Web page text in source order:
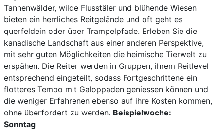
Tannenwälder, wilde Flusstäler und blühende Wiesen
bieten ein herrliches Reitgelände und oft geht es
querfeldein oder über Trampelpfade. Erleben Sie die
kanadische Landschaft aus einer anderen Perspektive,
mit sehr guten Möglichkeiten die heimische Tierwelt zu
erspähen. Die Reiter werden in Gruppen, ihrem Reitlevel
entsprechend eingeteilt, sodass Fortgeschrittene ein
flotteres Tempo mit Galoppaden geniessen können und
die weniger Erfahrenen ebenso auf ihre Kosten kommen,
ohne überfordert zu werden. Beispielwoche:
Sonntag